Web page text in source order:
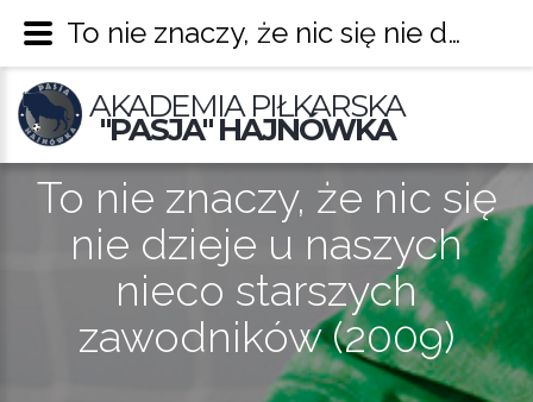
AKADEMIA PIŁKARSKA
"PASJA" HAJNÓWKA
To nie znaczy, że nic się
nie dzieje u naszych
nieco starszych
zawodników (2009)
To nie znaczy, że nic się nie dzieje u naszych nieco starszych zawodników (2009) – Pasja Hajnówka